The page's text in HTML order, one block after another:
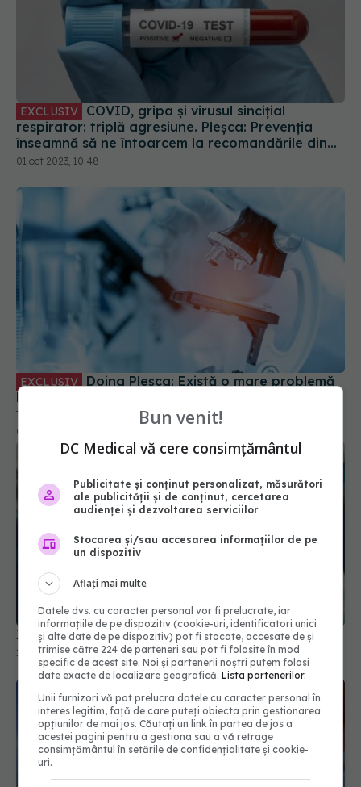
EXCLUSIV
respirator: triplă agresiune. Pleșca: Prevenția
înseamnă să ne întoarcem la recomandările din
timpul pandemiei!
01 oct 2023, 10:48
legată de vaccinare. Nu este obligatorie, dar
trebuie să ne sporim spiritul civic și să prezentăm
corect minusurile și plusurile fiecărui vaccin
03 oct 2023, 08:47
XEC, noua variantă COVID. Se răspândește rapid
Bun venit!
DC Medical vă cere consimțământul
Publicitate și conținut personalizat, măsurători
ale publicității și de conținut, cercetarea
audienței și dezvoltarea serviciilor
Stocarea și/sau accesarea informațiilor de pe
un dispozitiv
Aflați mai multe
Datele dvs. cu caracter personal vor fi prelucrate, iar
informațiile de pe dispozitiv (cookie-uri, identificatori unici
și alte date de pe dispozitiv) pot fi stocate, accesate de și
trimise către 224 de parteneri sau pot fi folosite în mod
specific de acest site. Noi și partenerii noștri putem folosi
date exacte de localizare geografică.Lista partenerilor.
Unii furnizori vă pot prelucra datele cu caracter personal în
interes legitim, față de care puteți obiecta prin gestionarea
opțiunilor de mai jos. Căutați un link în partea de jos a
acestei pagini pentru a gestiona sau a vă retrage
consimțământul în setările de confidențialitate și cookie-
uri.